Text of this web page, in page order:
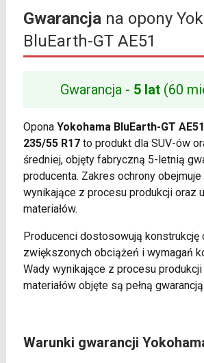
Gwarancjana opony
BluEarth-GT AE51
Gwarancja - 5 lat (60
Opona Yokohama BluEarth-GT AE51
235/55 R17to produkt dla SUV-ów
średniej, objęty fabryczną 5-letnią
producenta. Zakres ochrony
wynikające z procesu produkcji oraz
materiałów.
Producenci dostosowują konstrukcję
zwiększonych obciążeń i wymagań
Wady wynikające z procesu
materiałów objęte są pełną
Warunki gwarancji